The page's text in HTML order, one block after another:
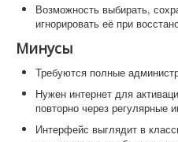
Возможность выбирать,
игнорировать её при
Минусы
Требуются полные
Нужен интернет для
повторно через регулярные
Интерфейс выглядит в